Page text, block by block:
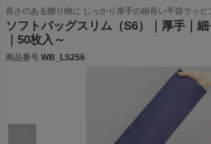
長さのある贈り物に しっかり厚手の細長い平袋ラッピ
ソフトバッグスリム（S6）｜厚手｜
｜50枚入～
商品番号 WB_LS256